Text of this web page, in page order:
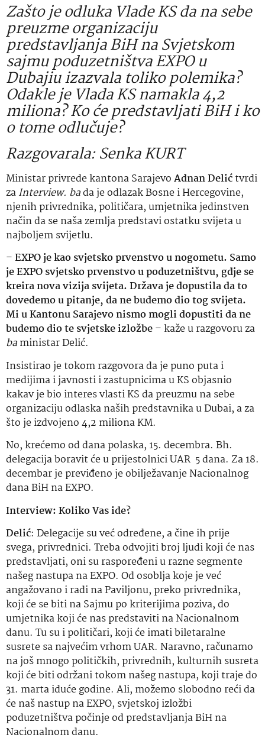
Zašto je odluka Vlade KS da na sebe
preuzme organizaciju
predstavljanja BiH na Svjetskom
sajmu poduzetništva EXPO u
Dubajiu izazvala toliko polemika?
Odakle je Vlada KS namakla 4,2
miliona? Ko će predstavljati BiH i ko
o tome odlučuje?
Razgovarala: Senka KURT
Ministar privrede kantona SarajevoAdnan Delićtvrdi
zaInterview. bada je odlazak Bosne i Hercegovine,
njenih privrednika, političara, umjetnika jedinstven
način da se naša zemlja predstavi ostatku svijeta u
najboljem svijetlu.
–EXPO je kao svjetsko prvenstvo u nogometu. Samo
je EXPO svjetsko prvenstvo u poduzetništvu, gdje se
kreira nova vizija svijeta. Država je dopustila da to
dovedemo u pitanje, da ne budemo dio tog svijeta.
Mi u Kantonu Sarajevo nismo mogli dopustiti da ne
budemo dio te svjetske izložbe– kaže u razgovoru za
baministar Delić.
Insistirao je tokom razgovora da je puno puta i
medijima i javnosti i zastupnicima u KS objasnio
kakav je bio interes vlasti KS da preuzmu na sebe
organizaciju odlaska naših predstavnika u Dubai, a za
što je izdvojeno 4,2 miliona KM.
No, krećemo od dana polaska, 15. decembra. Bh.
delegacija boravit će u prijestolnici UAR 5 dana. Za 18.
decembar je previđeno je obilježavanje Nacionalnog
dana BiH na EXPO.
Interview: Koliko Vas ide?
Delić: Delegacije su već određene, a čine ih prije
svega, privrednici. Treba odvojiti broj ljudi koji će nas
predstavljati, oni su raspoređeni u razne segmente
našeg nastupa na EXPO. Od osoblja koje je već
angažovano i radi na Paviljonu, preko privrednika,
koji će se biti na Sajmu po kriterijima poziva, do
umjetnika koji će nas predstaviti na Nacionalnom
danu. Tu su i političari, koji će imati biletaralne
susrete sa najvećim vrhom UAR. Naravno, računamo
na još mnogo političkih, privrednih, kulturnih susreta
koji će biti održani tokom našeg nastupa, koji traje do
31. marta iduće godine. Ali, možemo slobodno reći da
će naš nastup na EXPO, svjetskoj izložbi
poduzetništva počinje od predstavljanja BiH na
Nacionalnom danu.